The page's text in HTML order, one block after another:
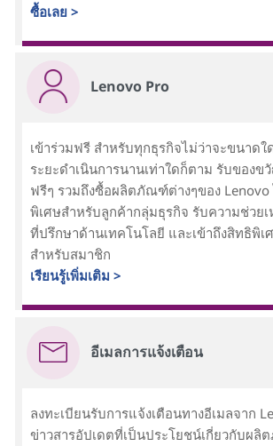
ซื้อเลย >
Lenovo Pro
เข้าร่วมฟรี สำหรับทุกธุรกิจไม่ว่าจะขนาด
ระยะดำเนินการนานเท่าใดก็ตาม รับของข
ฟรีๆ รวมถึงซื้อผลิตภัณฑ์ต่างๆของ Lenovo
พิเศษสำหรับลูกค้ากลุ่มธุรกิจ รับความช่วย
ที่ปรึกษาด้านเทคโนโลยี และเข้าถึงสิทธิพิเ
สำหรับสมาชิก
เรียนรู้เพิ่มเติม >
อีเมลการแจ้งเตือน
ลงทะเบียนรับการแจ้งเตือนทางอีเมลจาก
ข่าวสารอัปเดตที่เป็นประโยชน์เกี่ยวกับผ